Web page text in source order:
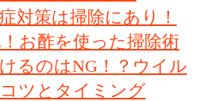
対策は掃除にあり！
お酢を使った掃除術
るのはNG！？ウイル
ツとタイミング